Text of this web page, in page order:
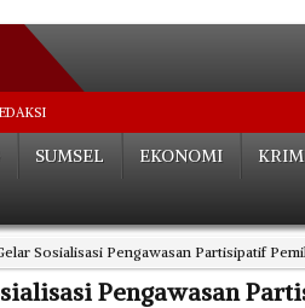
SUMSEL EKONOMI
Sosialisasi Pengawasan Partisipatif
Pengawasan